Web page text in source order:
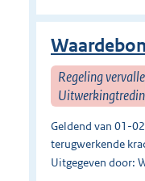
Regeling
Geldend van 01-
terugwerkende
Uitgegeven door: